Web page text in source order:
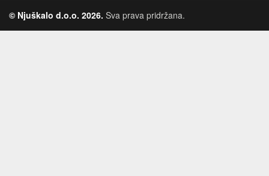
© Njuškalo d.o.o. 2026. Sva prava pridržana.